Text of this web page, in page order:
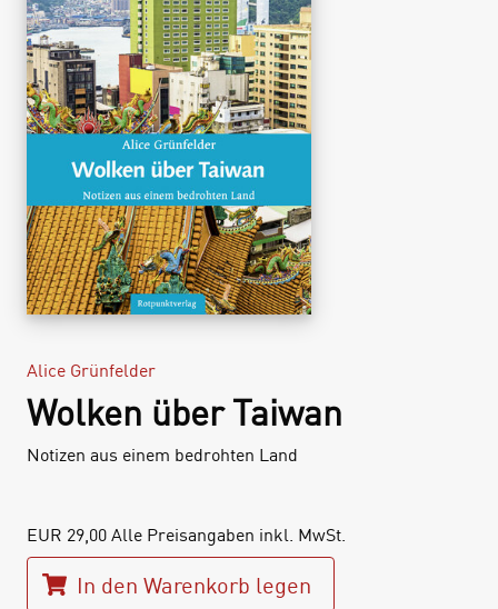
Alice Grünfelder
Wolken über Taiwan
Notizen aus einem bedrohten Land
EUR 29,00 Alle Preisangaben inkl. MwSt.
In den Warenkorb legen